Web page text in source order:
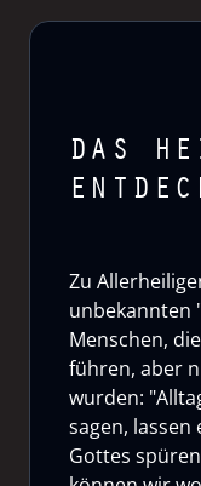
DAS
Zu
unbekannten
Menschen,
führen, aber
wurden:
sagen,
Gottes